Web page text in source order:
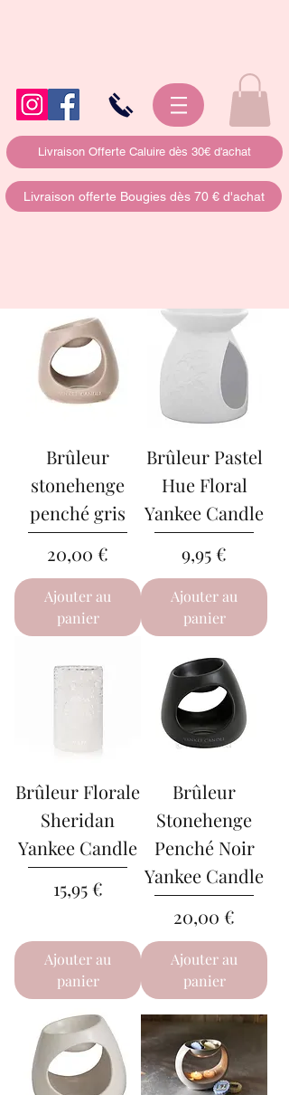
Livraison Offerte Caluire dès 30€ d'achat
Livraison offerte Bougies dès 70 € d'achat
Brûleur
stonehenge
penché gris
Prix
20,00 €
Ajouter au
panier
Brûleur Pastel
Hue Floral
Yankee Candle
Prix
9,95 €
Ajouter au
panier
Brûleur Florale
Sheridan
Yankee Candle
Prix
15,95 €
Ajouter au
panier
Brûleur
Stonehenge
Penché Noir
Yankee Candle
Prix
20,00 €
Ajouter au
panier